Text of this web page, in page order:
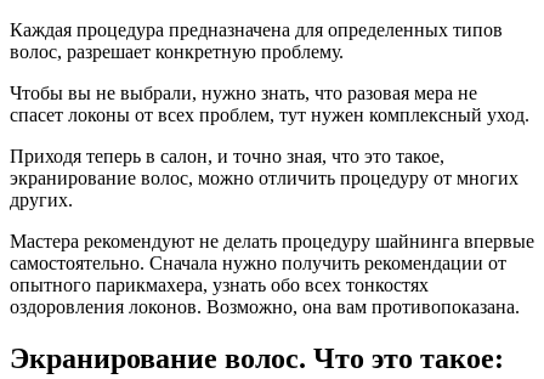
Каждая процедура предназначена для определенных типов
волос, разрешает конкретную проблему.
Чтобы вы не выбрали, нужно знать, что разовая мера не
спасет локоны от всех проблем, тут нужен комплексный уход.
Приходя теперь в салон, и точно зная, что это такое,
экранирование волос, можно отличить процедуру от многих
других.
Мастера рекомендуют не делать процедуру шайнинга впервые
самостоятельно. Сначала нужно получить рекомендации от
опытного парикмахера, узнать обо всех тонкостях
оздоровления локонов. Возможно, она вам противопоказана.
Экранирование волос. Что это такое: